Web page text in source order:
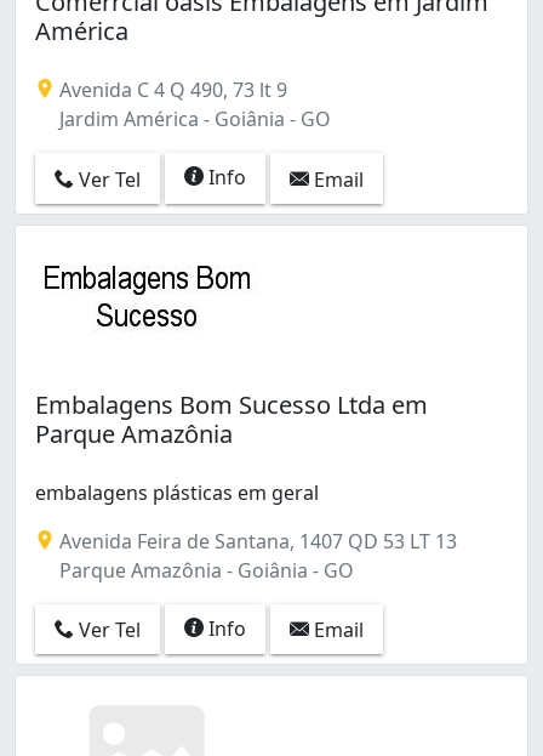
América
Avenida C 4 Q 490, 73 lt 9
Jardim América - Goiânia - GO
Ver Tel Info Email
Embalagens Bom Sucesso Ltda em
Parque Amazônia
embalagens plásticas em geral
Avenida Feira de Santana, 1407 QD 53 LT 13
Parque Amazônia - Goiânia - GO
Ver Tel Info Email